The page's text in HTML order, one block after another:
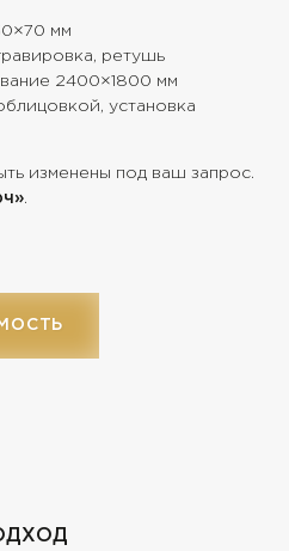
мм
ретушь
2400×1800 мм
установка
изменены под ваш запрос.
.